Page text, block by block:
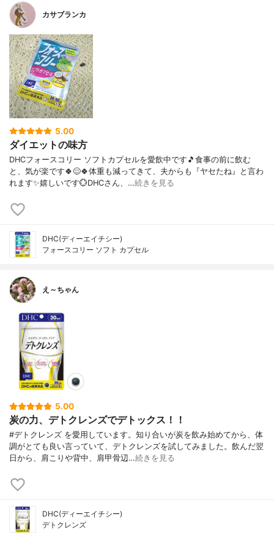
カサブランカ
5.00
ダイエットの味方
DHCフォースコリー ソフトカプセルを愛飲中です🎵食事の前に飲む
と、気が楽です🍀😌🍀体重も減ってきて、夫からも『ヤセたね』と言わ
れます✨嬉しいです💮DHCさん、…続きを見る
DHC(ディーエイチシー)
フォースコリー ソフト カプセル
え～ちゃん
5.00
炭の力、デトクレンズでデトックス！！
#デトクレンズ を愛用しています。知り合いが炭を飲み始めてから、体
調がとても良い言っていて、デトクレンズを試してみました。飲んだ翌
日から、肩こりや背中、肩甲骨辺…続きを見る
DHC(ディーエイチシー)
デトクレンズ